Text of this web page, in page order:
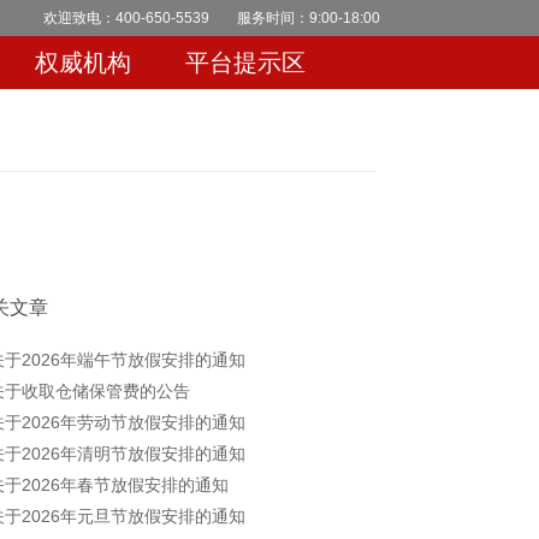
欢迎致电：400-650-5539 服务时间：9:00-18:00
权威机构 平台提示区
文章
于2026年端午节放假安排的通知
于收取仓储保管费的公告
于2026年劳动节放假安排的通知
于2026年清明节放假安排的通知
于2026年春节放假安排的通知
于2026年元旦节放假安排的通知